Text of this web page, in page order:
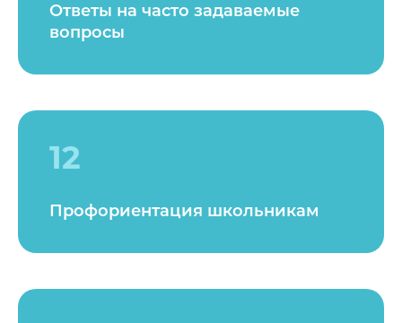
Ответы на часто задаваемые
вопросы
12
Профориентация школьникам